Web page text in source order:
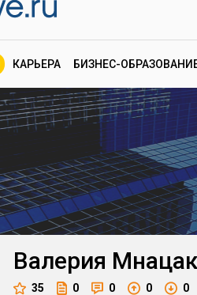
КАРЬЕРА БИЗНЕС-
Валерия
35 0 0 0 0